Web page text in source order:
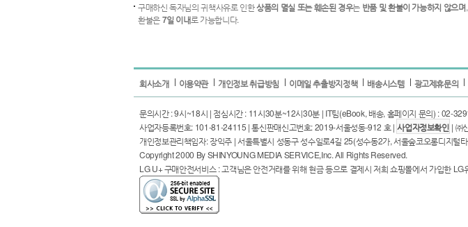
구매하신 독자님의 귀책사유로 인한상품의 멸실 또는 훼손된 경우는 반품 및 환불이 가능하지 않으며
환불은7일 이내로 가능합니다.
회사소개 이용약관 개인정보 취급방침 이메일 추출방지정책 배송시스템 광고제휴문의
문의시간 : 9시~18시 | 점심시간 : 11시30분~12시30분 | IT팀(eBook, 배송, 홈페이지 문의) :
사업자등록번호: 101-81-24115 | 통신판매신고번호: 2019-서울성동-912 호 | 사업자정보확인 | ㈜
개인정보관리책임자: 장익주 | 서울특별시 성동구 성수일로4길 25(성수동2가, 서울숲코오롱디
Copyright 2000 By SHINYOUNG MEDIA SERVICE,Inc. All Rights Reserved.
LG U+ 구매안전서비스 : 고객님은 안전거래를 위해 현금 등으로 결제시 저희 쇼핑몰에서 가입한